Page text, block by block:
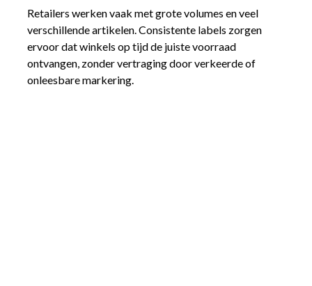
Retailers werken vaak met grote volumes en veel
verschillende artikelen. Consistente labels zorgen
ervoor dat winkels op tijd de juiste voorraad
ontvangen, zonder vertraging door verkeerde of
onleesbare markering.